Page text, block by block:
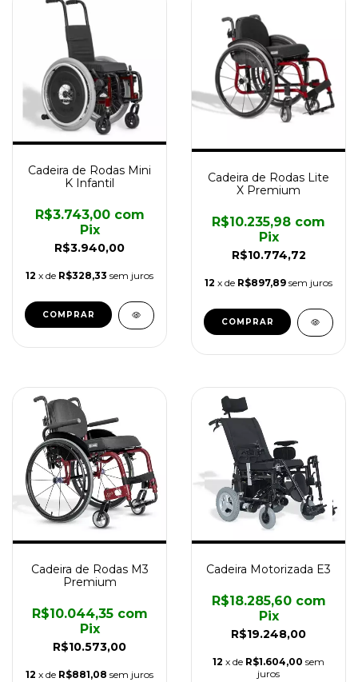
Cadeira de Rodas Mini
K Infantil
R$3.940,00
R$3.743,00 com
Pix
12 x de R$328,33 sem juros
COMPRAR
Cadeira de Rodas Lite
X Premium
R$10.774,72
R$10.235,98 com
Pix
12 x de R$897,89 sem juros
COMPRAR
Cadeira de Rodas M3
Premium
R$10.573,00
R$10.044,35 com
Pix
12 x de R$881,08 sem juros
Cadeira Motorizada E3
R$19.248,00
R$18.285,60 com
Pix
12 x de R$1.604,00 sem
juros